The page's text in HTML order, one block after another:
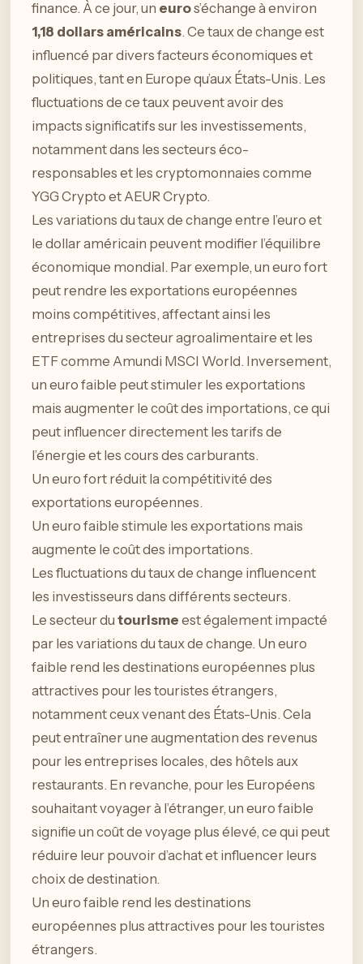
finance. À ce jour, un euros’échange à environ
1,18 dollars américains. Ce taux de change est
influencé par divers facteurs économiques et
politiques, tant en Europe qu’aux États-Unis. Les
fluctuations de ce taux peuvent avoir des
impacts significatifs sur les investissements,
notamment dans les secteurs éco-
responsables et les cryptomonnaies comme
YGG Crypto et AEUR Crypto.
Les variations du taux de change entre l’euro et
le dollar américain peuvent modifier l’équilibre
économique mondial. Par exemple, un euro fort
peut rendre les exportations européennes
moins compétitives, affectant ainsi les
entreprises du secteur agroalimentaire et les
ETF comme Amundi MSCI World. Inversement,
un euro faible peut stimuler les exportations
mais augmenter le coût des importations, ce qui
peut influencer directement les tarifs de
l’énergie et les cours des carburants.
Un euro fort réduit la compétitivité des
exportations européennes.
Un euro faible stimule les exportations mais
augmente le coût des importations.
Les fluctuations du taux de change influencent
les investisseurs dans différents secteurs.
Le secteur du tourisme est également impacté
par les variations du taux de change. Un euro
faible rend les destinations européennes plus
attractives pour les touristes étrangers,
notamment ceux venant des États-Unis. Cela
peut entraîner une augmentation des revenus
pour les entreprises locales, des hôtels aux
restaurants. En revanche, pour les Européens
souhaitant voyager à l’étranger, un euro faible
signifie un coût de voyage plus élevé, ce qui peut
réduire leur pouvoir d’achat et influencer leurs
choix de destination.
Un euro faible rend les destinations
européennes plus attractives pour les touristes
étrangers.